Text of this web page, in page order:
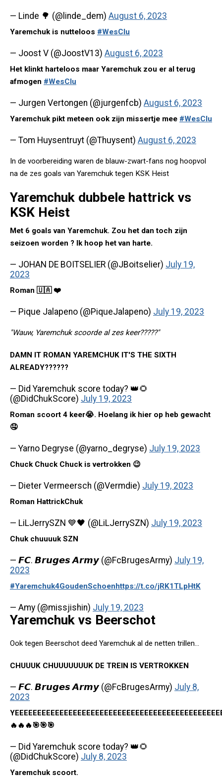
— Linde 🌳 (@linde_dem) August 6, 2023
Yaremchuk is nutteloos #WesClu
— Joost V (@JoostV13) August 6, 2023
Het klinkt harteloos maar Yaremchuk zou er al terug
afmogen #WesClu
— Jurgen Vertongen (@jurgenfcb) August 6, 2023
Yaremchuk pikt meteen ook zijn missertje mee #WesClu
— Tom Huysentruyt (@Thuysent) August 6, 2023
In de voorbereiding waren de blauw-zwart-fans nog hoopvol
na de zes goals van Yaremchuk tegen KSK Heist
Yaremchuk dubbele hattrick vs
KSK Heist
Met 6 goals van Yaremchuk. Zou het dan toch zijn
seizoen worden ? Ik hoop het van harte.
— JOHAN DE BOITSELIER (@JBoitselier) July 19,
2023
Roman 🇺🇦 ❤️
— Pique Jalapeno (@PiqueJalapeno) July 19, 2023
"Wauw, Yaremchuk scoorde al zes keer?????"
DAMN IT ROMAN YAREMCHUK IT'S THE SIXTH
ALREADY??????
— Did Yaremchuk score today? 👑🌻
(@DidChukScore) July 19, 2023
Roman scoort 4 keer😭. Hoelang ik hier op heb gewacht
🤤
— Yarno Degryse (@yarno_degryse) July 19, 2023
Chuck Chuck Chuck is vertrokken 😉
— Dieter Vermeersch (@Vermdie) July 19, 2023
Roman HattrickChuk
— LiLJerrySZN 💙🖤 (@LiLJerrySZN) July 19, 2023
Chuk chuuuuk SZN
— 𝙁𝘾. 𝘽𝙧𝙪𝙜𝙚𝙨 𝘼𝙧𝙢𝙮 (@FcBrugesArmy) July 19,
2023
#Yaremchuk4GoudenSchoenhttps://t.co/jRK1TLpHtK
— Amy (@missjishin) July 19, 2023
Yaremchuk vs Beerschot
Ook tegen Beerschot deed Yaremchuk al de netten trillen...
CHUUUK CHUUUUUUUK DE TREIN IS VERTROKKEN
— 𝙁𝘾. 𝘽𝙧𝙪𝙜𝙚𝙨 𝘼𝙧𝙢𝙮 (@FcBrugesArmy) July 8,
2023
🔥🔥🔥🎯🎯🎯
— Did Yaremchuk score today? 👑🌻
(@DidChukScore) July 8, 2023
Yaremchuk scoort.